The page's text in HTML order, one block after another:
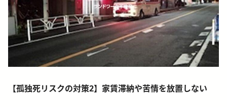
【孤独死リスクの対策2】家賃滞納や苦情を放置しない